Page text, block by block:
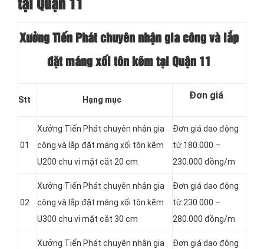
tại Quận 11
Xưởng Tiến Phát chuyên nhận gia công và lắp
đặt máng xối tôn kẽm tại Quận 11
Stt Hạng mục Đơn giá
01
Xưởng Tiến Phát chuyên nhận gia
công và lắp đặt máng xối tôn kẽm
U200 chu vi mặt cắt 20 cm
Đơn giá dao động
từ 180.000 –
230.000 đồng/m
02
Xưởng Tiến Phát chuyên nhận gia
công và lắp đặt máng xối tôn kẽm
U300 chu vi mặt cắt 30 cm
Đơn giá dao động
từ 230.000 –
280.000 đồng/m
Xưởng Tiến Phát chuyên nhận gia
Đơn giá dao động